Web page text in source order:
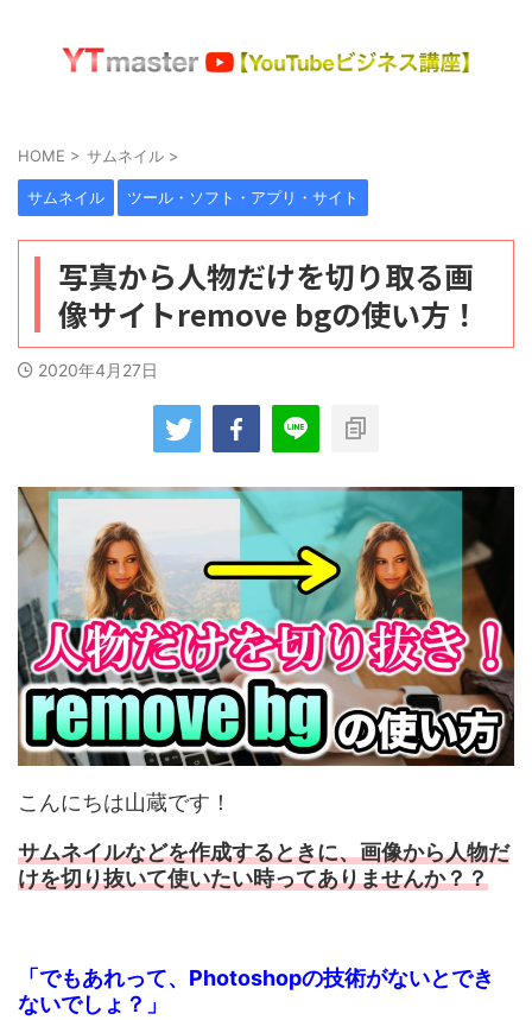
HOME > サムネイル >
サムネイル ツール・ソフト・アプリ・サイト
写真から人物だけを切り取る画
像サイトremove bgの使い方！
2020年4月27日
こんにちは山蔵です！
サムネイルなどを作成するときに、画像から人物だ
けを切り抜いて使いたい時ってありませんか？？
「でもあれって、Photoshopの技術がないとでき
ないでしょ？」